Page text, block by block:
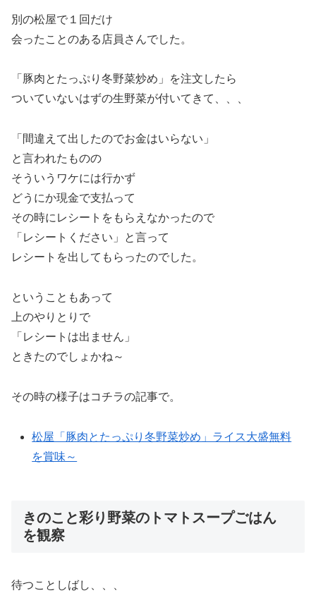
別の松屋で１回だけ
会ったことのある店員さんでした。
「豚肉とたっぷり冬野菜炒め」を注文したら
ついていないはずの生野菜が付いてきて、、、
「間違えて出したのでお金はいらない」
と言われたものの
そういうワケには行かず
どうにか現金で支払って
その時にレシートをもらえなかったので
「レシートください」と言って
レシートを出してもらったのでした。
ということもあって
上のやりとりで
「レシートは出ません」
ときたのでしょかね～
その時の様子はコチラの記事で。
松屋「豚肉とたっぷり冬野菜炒め」ライス大盛無料
を賞味～
きのこと彩り野菜のトマトスープごはん
を観察
待つことしばし、、、